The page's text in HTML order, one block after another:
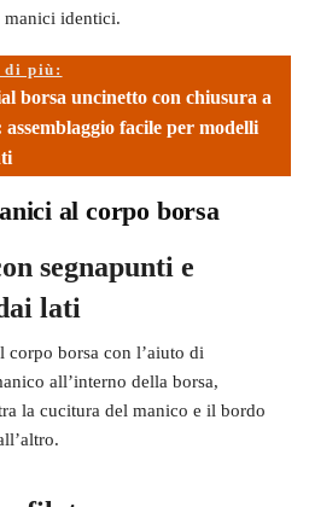
manici identici.
di più:
borsa uncinetto con chiusura a
assemblaggio facile per modelli
al corpo borsa
segnapunti e
lati
corpo borsa con l’aiuto di
all’interno della borsa,
la cucitura del manico e il bordo